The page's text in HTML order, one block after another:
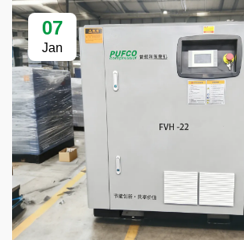
07
Jan